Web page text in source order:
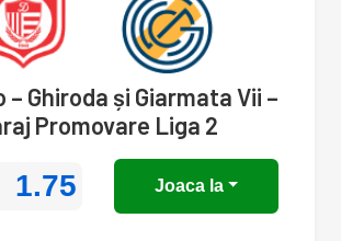
– Ghiroda și Giarmata Vii –
Promovare Liga 2
1.75 Joaca la